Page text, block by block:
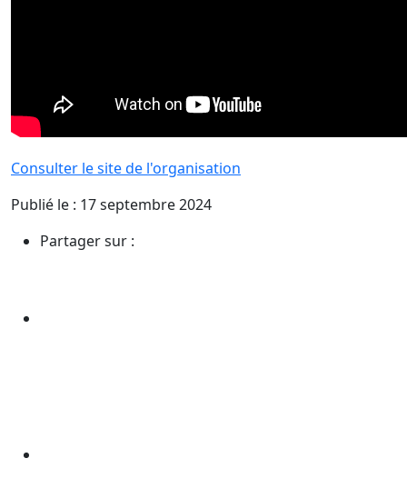
Consulter le site de l'organisation
Publié le : 17 septembre 2024
Partager sur :